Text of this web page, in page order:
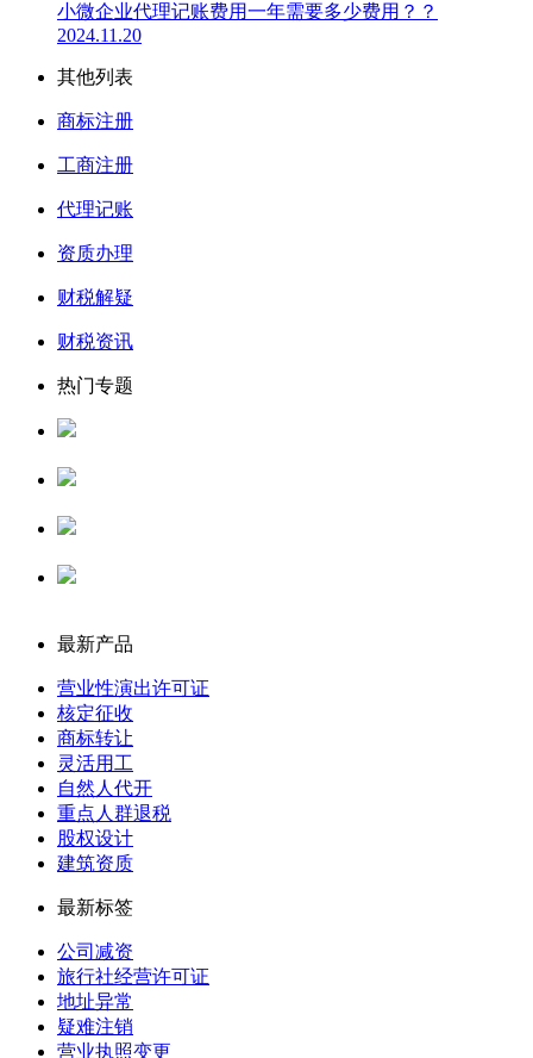
小微企业代理记账费用一年需要多少费用？？
2024.11.20
其他列表
商标注册
工商注册
代理记账
资质办理
财税解疑
财税资讯
热门专题
最新产品
营业性演出许可证
核定征收
商标转让
灵活用工
自然人代开
重点人群退税
股权设计
建筑资质
最新标签
公司减资
旅行社经营许可证
地址异常
疑难注销
营业执照变更